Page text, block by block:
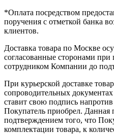
*Оплата посредством
поручения с отметкой банка
клиентов.
Доставка товара по Москве
согласованные сторонами при
сотрудником Компании до
При курьерской доставке
сопроводительных
ставит свою подпись
Покупатель приобрел. Данная
подтверждением того, что
комплектации товара, к